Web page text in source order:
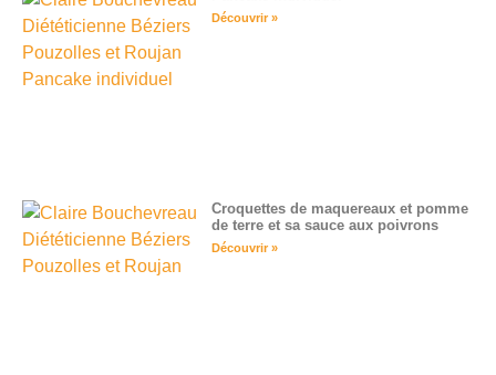
Découvrir »
Croquettes de maquereaux et pomme
de terre et sa sauce aux poivrons
Découvrir »